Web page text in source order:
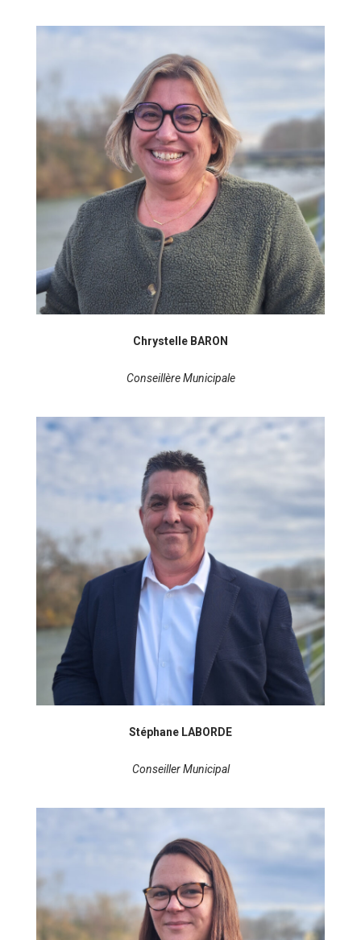
Chrystelle BARON
Conseillère Municipale
Stéphane LABORDE
Conseiller Municipal